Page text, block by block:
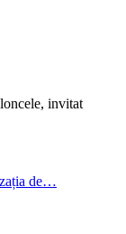
invitat
de…